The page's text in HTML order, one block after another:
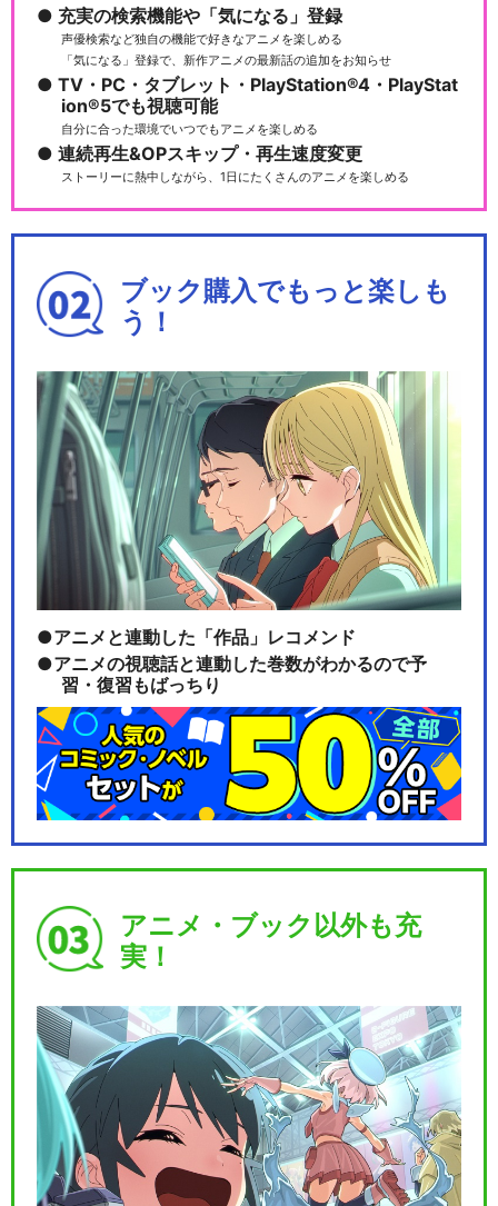
カードファイト!! ヴァンガー
ド overDr…
カードファイト!! ヴァンガー
ド overDr…
カードファイト!! ヴァンガー
ド will+D…
カードファイト!! ヴァンガー
ド will+D…
カードファイト!! ヴァンガー
ド will+D…
ド Divinez
カードファイト!! ヴァンガー
ド Divine…
充実の検索機能や「気になる」登録
声優検索など独自の機能で好きなアニメを楽しめる
「気になる」登録で、新作アニメの最新話の追加をお知らせ
TV・PC・タブレット・PlayStation®4・PlayStat
ion®5でも視聴可能
自分に合った環境でいつでもアニメを楽しめる
連続再生&OPスキップ・再生速度変更
ストーリーに熱中しながら、1日にたくさんのアニメを楽しめる
ブック購入でもっと楽しも
う！
アニメと連動した「作品」レコメンド
アニメの視聴話と連動した巻数がわかるので予
習・復習もばっちり
アニメ・ブック以外も充
実！